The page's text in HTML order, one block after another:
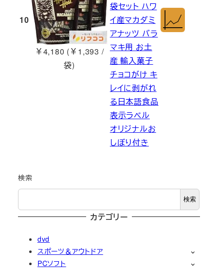
10
￥4,180 (￥1,393 /
袋)
袋セット ハワ
イ産マカダミ
アナッツ バラ
マキ用 お土
産 輸入菓子
チョコがけ キ
レイに剥がれ
る日本語食品
表示ラベル
オリジナルお
しぼり付き
検索
検索
カテゴリー
dvd
スポーツ＆アウトドア
PCソフト